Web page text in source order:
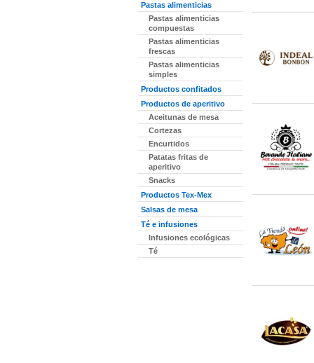
Pastas alimenticias
Pastas alimenticias
compuestas
Pastas alimenticias
frescas
Pastas alimenticias
simples
Productos confitados
Productos de aperitivo
Aceitunas de mesa
Cortezas
Encurtidos
Patatas fritas de
aperitivo
Snacks
Productos Tex-Mex
Salsas de mesa
Té e infusiones
Infusiones ecológicas
Té